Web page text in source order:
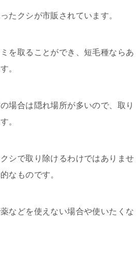
たクシが市販されています。
を取ることができ、短毛種ならあ
。
場合は隠れ場所が多いので、取り
。
シで取り除けるわけではありませ
なものです。
などを使えない場合や使いたくな